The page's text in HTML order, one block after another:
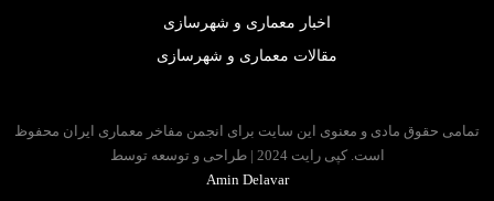
اخبار معماری و شهرسازی
مقالات معماری و شهرسازی
حقوق مادی و معنوی این سایت برای انجمن مفاخر معماری ایران محفوظ
است. کپی رایت 2024 | طراحی و توسعه توسط
Amin Delavar